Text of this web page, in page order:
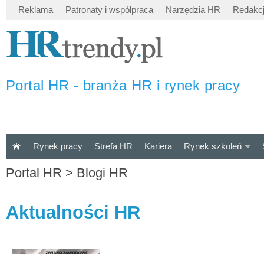
Reklama Patronaty i współpraca Narzędzia HR
Portal HR - branża HR i rynek pracy
Rynek pracy Strefa HR Kariera Rynek szkoleń
Portal HR > Blogi HR
Aktualności HR